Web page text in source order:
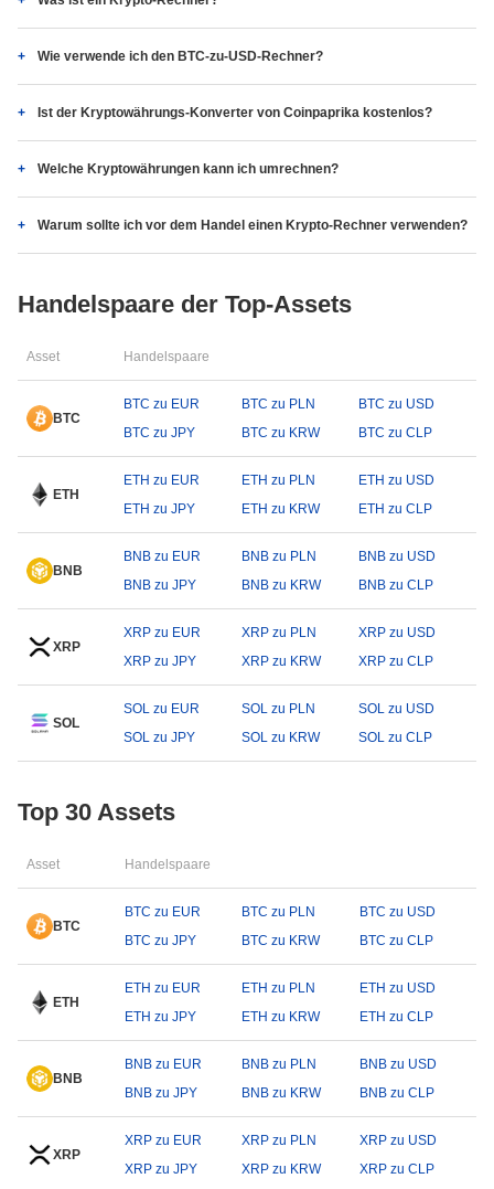
Wie verwende ich den BTC-zu-USD-Rechner?
Ist der Kryptowährungs-Konverter von Coinpaprika kostenlos?
Welche Kryptowährungen kann ich umrechnen?
Warum sollte ich vor dem Handel einen Krypto-Rechner verwenden?
Handelspaare der Top-Assets
Asset Handelspaare
BTC
BTC zu EUR BTC zu PLN
BTC zu USD
BTC zu JPY
BTC zu KRW BTC zu CLP
ETH
ETH zu EUR ETH zu PLN
ETH zu USD
ETH zu JPY
ETH zu KRW ETH zu CLP
BNB
BNB zu EUR BNB zu PLN
BNB zu USD
BNB zu JPY
BNB zu KRW BNB zu CLP
XRP
XRP zu EUR XRP zu PLN
XRP zu USD
XRP zu JPY
XRP zu KRW XRP zu CLP
SOL
SOL zu EUR SOL zu PLN
SOL zu USD
SOL zu JPY
SOL zu KRW SOL zu CLP
Top 30 Assets
Asset Handelspaare
BTC
BTC zu EUR BTC zu PLN
BTC zu USD
BTC zu JPY
BTC zu KRW BTC zu CLP
ETH
ETH zu EUR ETH zu PLN
ETH zu USD
ETH zu JPY
ETH zu KRW ETH zu CLP
BNB
BNB zu EUR BNB zu PLN
BNB zu USD
BNB zu JPY
BNB zu KRW BNB zu CLP
XRP
XRP zu EUR XRP zu PLN
XRP zu USD
XRP zu JPY
XRP zu KRW XRP zu CLP